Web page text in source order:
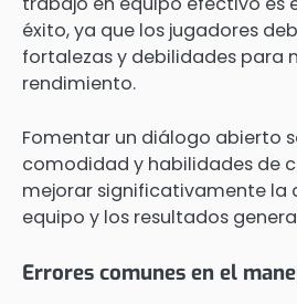
éxito, ya que los jugadores
fortalezas y debilidades para
rendimiento.
Fomentar un diálogo abierto
comodidad y habilidades de
mejorar significativamente la
equipo y los resultados
Errores comunes en el